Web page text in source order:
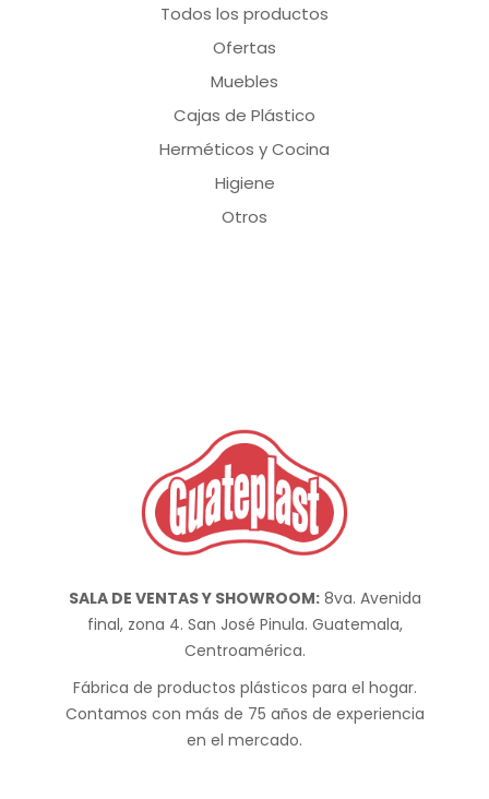
Todos los productos
Ofertas
Muebles
Cajas de Plástico
Herméticos y Cocina
Higiene
Otros
SALA DE VENTAS Y SHOWROOM:8va. Avenida
final, zona 4. San José Pinula. Guatemala,
Centroamérica.
Fábrica de productos plásticos para el hogar.
Contamos con más de 75 años de experiencia
en el mercado.